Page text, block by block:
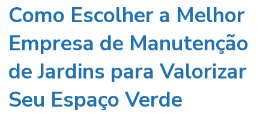
Como Escolher a Melhor
Empresa de Manutenção
de Jardins para Valorizar
Seu Espaço Verde